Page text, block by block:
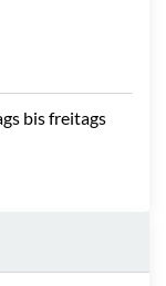
bis freitags